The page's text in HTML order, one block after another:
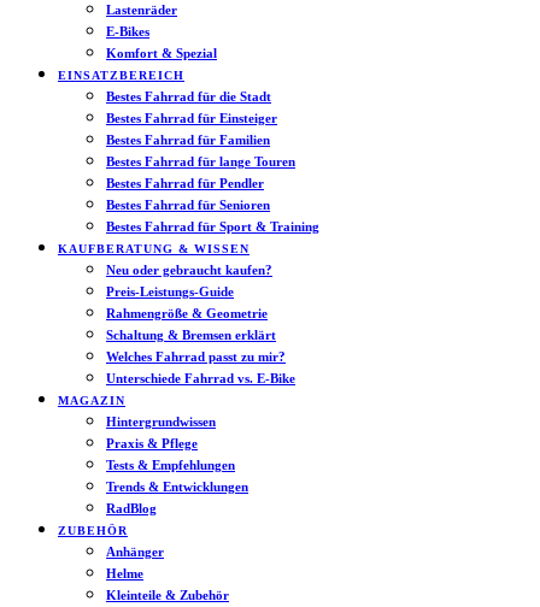
Lastenräder
E-Bikes
Komfort & Spezial
EINSATZBEREICH
Bestes Fahrrad für die Stadt
Bestes Fahrrad für Einsteiger
Bestes Fahrrad für Familien
Bestes Fahrrad für lange Touren
Bestes Fahrrad für Pendler
Bestes Fahrrad für Senioren
Bestes Fahrrad für Sport & Training
KAUFBERATUNG & WISSEN
Neu oder gebraucht kaufen?
Preis-Leistungs-Guide
Rahmengröße & Geometrie
Schaltung & Bremsen erklärt
Welches Fahrrad passt zu mir?
Unterschiede Fahrrad vs. E-Bike
MAGAZIN
Hintergrundwissen
Praxis & Pflege
Tests & Empfehlungen
Trends & Entwicklungen
RadBlog
ZUBEHÖR
Anhänger
Helme
Kleinteile & Zubehör